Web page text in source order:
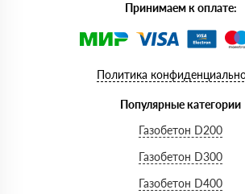
Принимаем к оплате:
Политика
Популярные категории
Газобетон D200
Газобетон D300
Газобетон D400